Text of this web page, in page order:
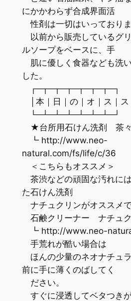
にかかわらず合成界面活
性剤は一切はいっておりま
以前から販売しているグ
ルソープをベースに、手
肌に優しく食器なども洗
した。
┌─┬─┬─┬─┬─┬─┬─┐
│本｜日｜の｜オ｜ス｜ス
└─┴─┴─┴─┴─┴─┴─┘
★台所用石けん洗剤 茶
┗ http://www.neo-
natural.com/fs/life/c/36
＜こちらもオススメ＞
茶渋などの頑固な汚れに
た石けん洗剤
ナチュクリンがオススメで
石鹸クリーナー ナチュ
┗ http://www.neo-
手荒れが酷い場合は
ほんの少量のネオナチュ
前に手に薄くのばしてく
ださい。
すぐに浸透してベタつき